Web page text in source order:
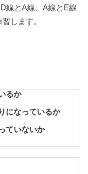
線とA線、A線とE線
します。
るか
になっているか
ていないか